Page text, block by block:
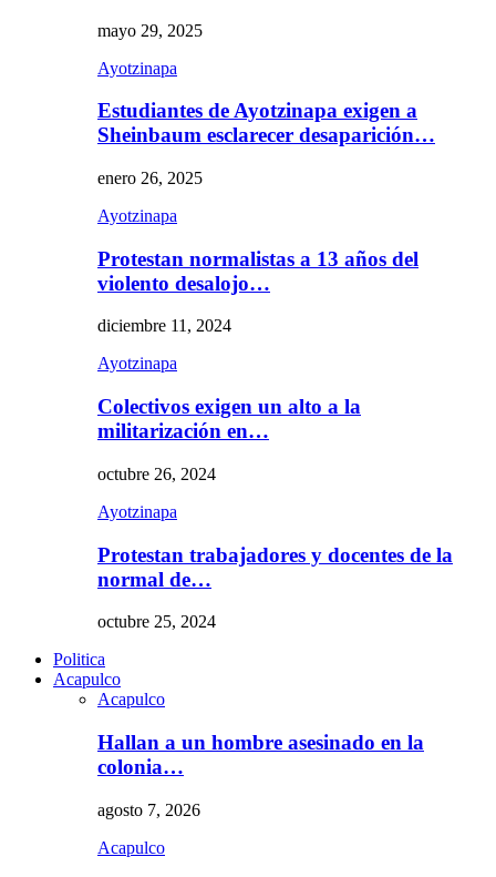
mayo 29, 2025
Ayotzinapa
Estudiantes de Ayotzinapa exigen a
Sheinbaum esclarecer desaparición…
enero 26, 2025
Ayotzinapa
Protestan normalistas a 13 años del
violento desalojo…
diciembre 11, 2024
Ayotzinapa
Colectivos exigen un alto a la
militarización en…
octubre 26, 2024
Ayotzinapa
Protestan trabajadores y docentes de la
normal de…
octubre 25, 2024
Politica
Acapulco
Acapulco
Hallan a un hombre asesinado en la
colonia…
agosto 7, 2026
Acapulco